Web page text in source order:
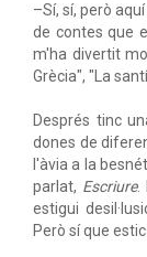
–Sí, sí, però
de contes que
m'ha divertit
Grècia", "La
Després tinc
dones de
l'àvia a la
parlat, Escriure.
estigui
Però sí que